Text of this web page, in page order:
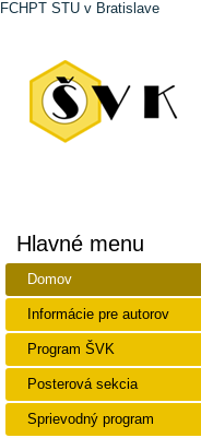
FCHPT STU v Bratislave
Hlavné menu
Domov
Informácie pre autorov
Program ŠVK
Posterová sekcia
Sprievodný program